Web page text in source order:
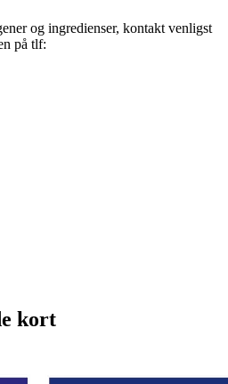
og ingredienser, kontakt venligst
på tlf:
kort